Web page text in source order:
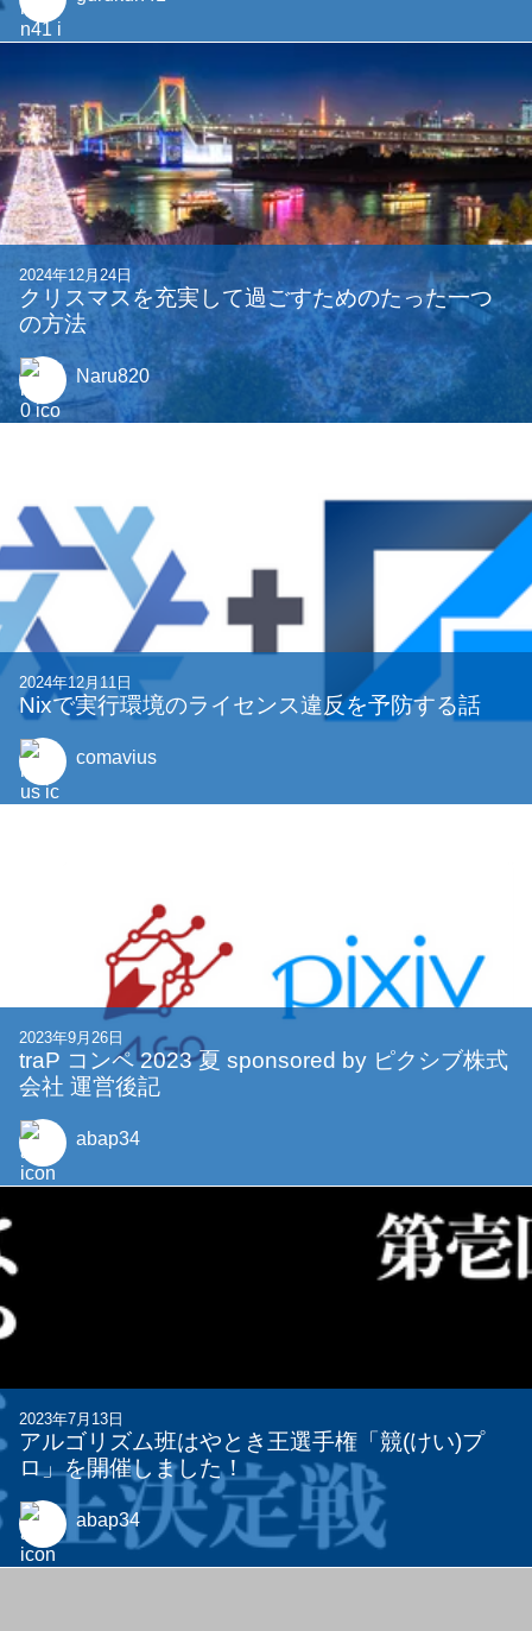
関連する記事
2025年9月15日
gurukun41
2024年12月24日
Nixで実行環境のライセンス違反を予防する話
2023年9月26日